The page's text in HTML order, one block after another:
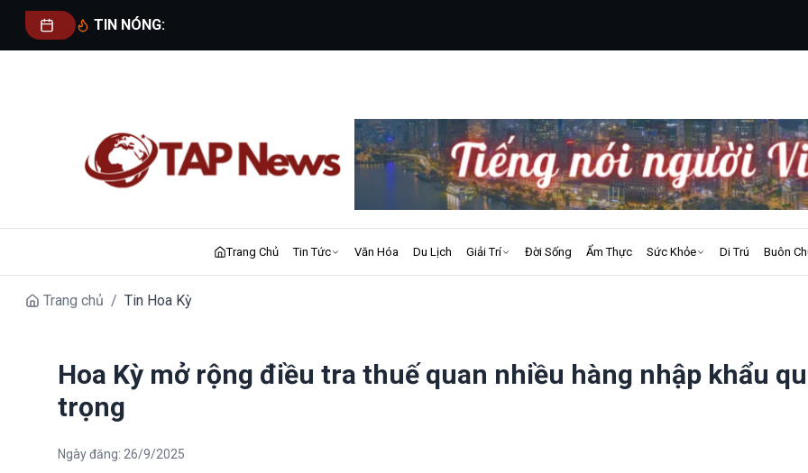
TIN NÓNG:
Trang Chủ Tin Tức Văn Hóa Du Lịch Giải Trí Đời Sống Ẩm Thực Sức Khỏe Di Trú Buôn
Trang chủ / Tin Hoa Kỳ
Hoa Kỳ mở rộng điều tra thuế quan nhiều hàng nhập khẩu
trọng
Ngày đăng: 26/9/2025